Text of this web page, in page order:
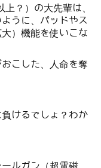
？）の大先輩は、
うに、パッドやス
）機能を使いこな
こした、人命を奪
けるでしょ？わか